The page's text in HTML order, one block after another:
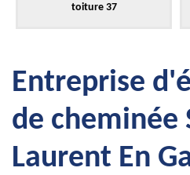
toiture 37
Entreprise
de cheminée
Laurent En